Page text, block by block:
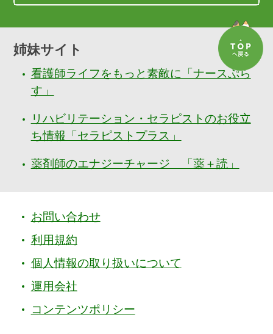
姉妹サイト
看護師ライフをもっと素敵に「ナースぷら
す」
リハビリテーション・セラピストのお役立
ち情報「セラピストプラス」
薬剤師のエナジーチャージ 「薬＋読」
お問い合わせ
利用規約
個人情報の取り扱いについて
運用会社
コンテンツポリシー